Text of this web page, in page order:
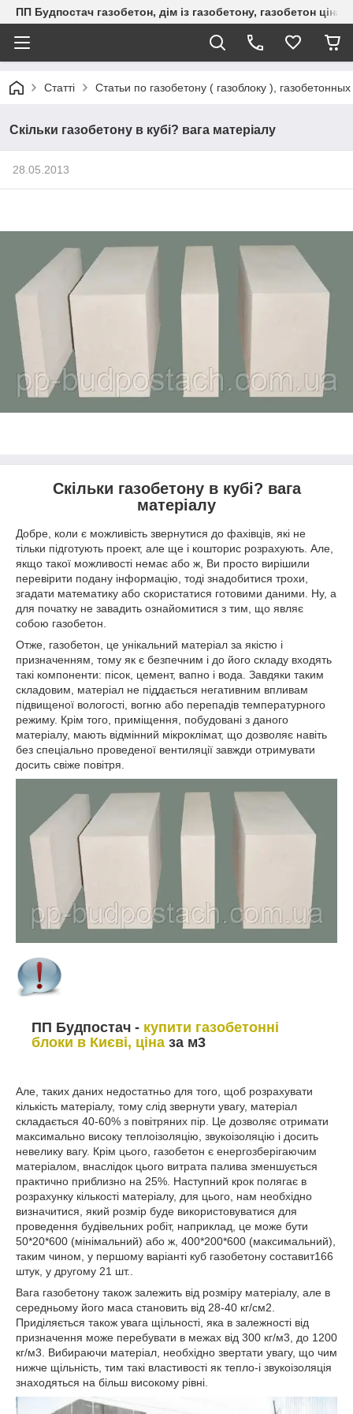
ПП Будпостач газобетон, дім із газобетону, газобетон
Статті Статьи по газобетону ( газоблоку ),
Скільки газобетону в кубі? вага матеріалу
28.05.2013
Скільки газобетону в кубі? вага
матеріалу
Добре, коли є можливість звернутися до фахівців, які не
тільки підготують проект, але ще і кошторис розрахують. Але,
якщо такої можливості немає або ж, Ви просто вирішили
перевірити подану інформацію, тоді знадобитися трохи,
згадати математику або скористатися готовими даними. Ну, а
для початку не завадить ознайомитися з тим, що являє
собою газобетон.
Отже, газобетон, це унікальний матеріал за якістю і
призначенням, тому як є безпечним і до його складу входять
такі компоненти: пісок, цемент, вапно і вода. Завдяки таким
складовим, матеріал не піддається негативним впливам
підвищеної вологості, вогню або перепадів температурного
режиму. Крім того, приміщення, побудовані з даного
матеріалу, мають відмінний мікроклімат, що дозволяє навіть
без спеціально проведеної вентиляції завжди отримувати
досить свіже повітря.
ПП Будпостач - купити газобетонні
блоки в Києві, ціна за м3
Але, таких даних недостатньо для того, щоб розрахувати
кількість матеріалу, тому слід звернути увагу, матеріал
складається 40-60% з повітряних пір. Це дозволяє отримати
максимально високу теплоізоляцію, звукоізоляцію і досить
невелику вагу. Крім цього, газобетон є енергозберігаючим
матеріалом, внаслідок цього витрата палива зменшується
практично приблизно на 25%. Наступний крок полягає в
розрахунку кількості матеріалу, для цього, нам необхідно
визначитися, який розмір буде використовуватися для
проведення будівельних робіт, наприклад, це може бути
50*20*600 (мінімальний) або ж, 400*200*600 (максимальний),
таким чином, у першому варіанті куб газобетону составит166
штук, у другому 21 шт..
Вага газобетону також залежить від розміру матеріалу, але в
середньому його маса становить від 28-40 кг/см2.
Приділяється також увага щільності, яка в залежності від
призначення може перебувати в межах від 300 кг/м3, до 1200
кг/м3. Вибираючи матеріал, необхідно звертати увагу, що чим
нижче щільність, тим такі властивості як тепло-і звукоізоляція
знаходяться на більш високому рівні.